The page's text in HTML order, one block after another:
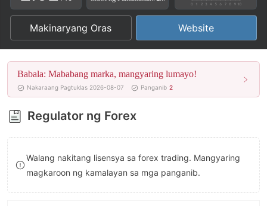
3
4
5
6
7
8
9
1
2
3
4
5
6
7
8
3
4
5
6
7
8
9
Makinaryang Oras Website
Babala: Mababang marka, mangyaring lumayo!
Nakaraang Pagtuklas 2026-08-07 Panganib 2
Regulator ng Forex
Walang nakitang lisensya sa forex trading. Mangyaring
magkaroon ng kamalayan sa mga panganib.